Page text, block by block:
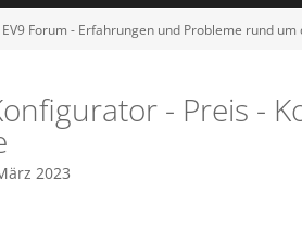
EV9 Forum - Erfahrungen und Probleme rund um
- Preis -
2023